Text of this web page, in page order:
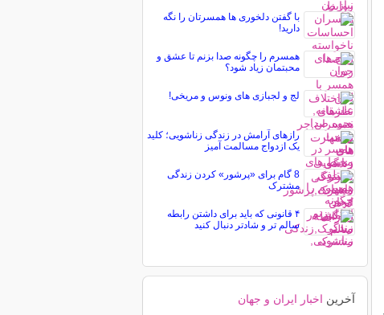
با گفتن دلخوری ها همسرتان را نگه
دارید!
همسرم را چگونه صدا بزنم تا عشق و
محبتمان زیاد شود؟
لج و لجبازی های ونوس و مریخی!
رازهای آرامش در زندگی زناشویی؛ کلید
یک ازدواج مسالمت آمیز
8 گام برای «پرشور» کردن زندگی
مشترک
۴ قانونی که باید برای داشتن رابطه
سالم تر و شادتر دنبال کنید
آخرین اخبار ایران و جهان